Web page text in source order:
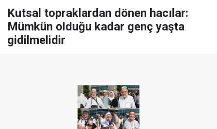
Kutsal topraklardan dönen hacılar:
Mümkün olduğu kadar genç yaşta
gidilmelidir